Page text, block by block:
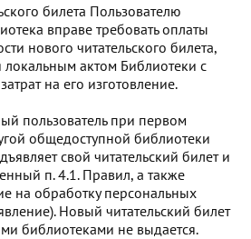
билета Пользователю
вправе требовать оплаты
нового читательского билета,
локальным актом Библиотеки с
на его изготовление.
пользователь при первом
общедоступной библиотеки
свой читательский билет и
п. 4.1. Правил, а также
на обработку персональных
Новый читательский билет
библиотеками не выдается.